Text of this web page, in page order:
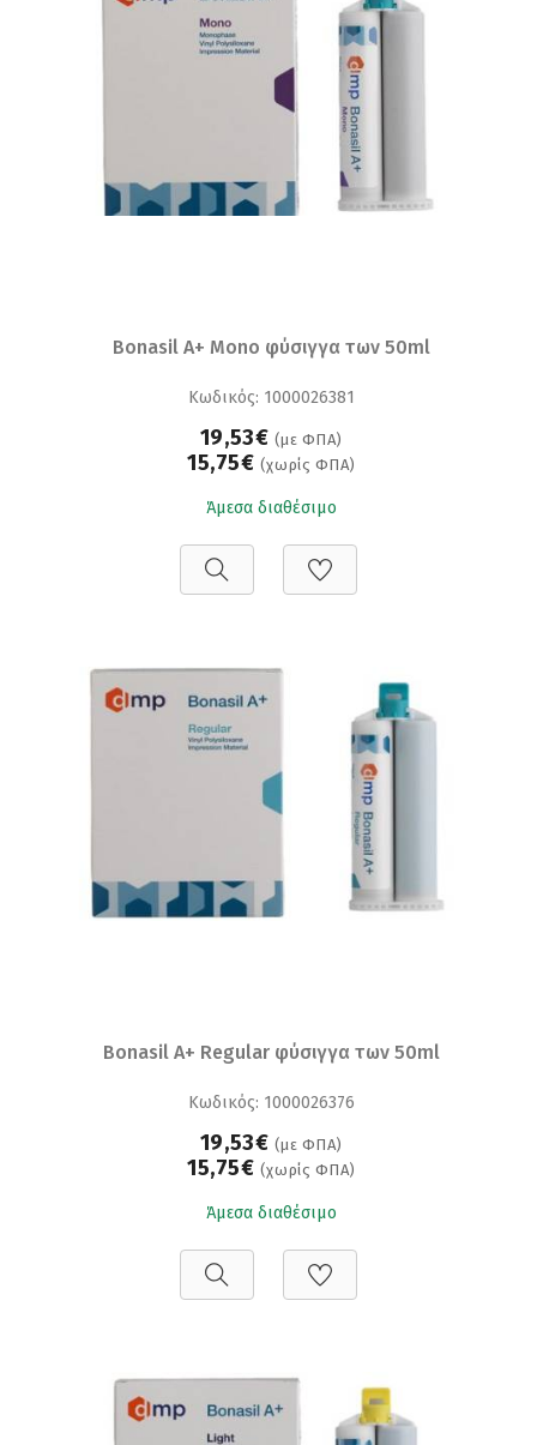
Bonasil A+ Mono φύσιγγα των 50ml
Κωδικός: 1000026381
19,53€ (με ΦΠΑ)
15,75€ (χωρίς ΦΠΑ)
Άμεσα διαθέσιμο
Bonasil A+ Regular φύσιγγα των 50ml
Κωδικός: 1000026376
19,53€ (με ΦΠΑ)
15,75€ (χωρίς ΦΠΑ)
Άμεσα διαθέσιμο